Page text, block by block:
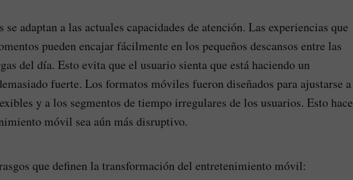
se adaptan a las actuales capacidades de atención. Las experiencias que
pueden encajar fácilmente en los pequeños descansos entre las
del día. Esto evita que el usuario sienta que está haciendo un
fuerte. Los formatos móviles fueron diseñados para ajustarse a
y a los segmentos de tiempo irregulares de los usuarios. Esto hace
móvil sea aún más disruptivo.
que definen la transformación del entretenimiento móvil: